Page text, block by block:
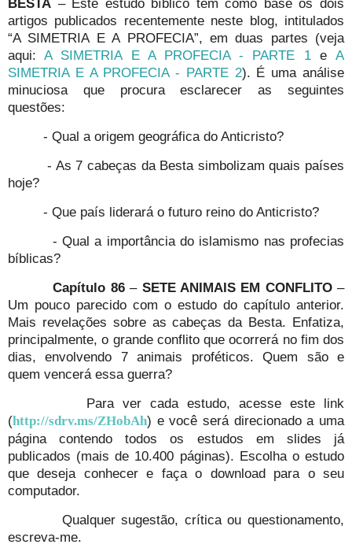
BESTA – Este estudo bíblico tem como base os dois
artigos publicados recentemente neste blog, intitulados
“A SIMETRIA E A PROFECIA”, em duas partes (veja
aqui:A SIMETRIA E A PROFECIA - PARTE 1eA
SIMETRIA E A PROFECIA - PARTE 2). É uma análise
minuciosa que procura esclarecer as seguintes
questões:
- Qual a origem geográfica do Anticristo?
- As 7 cabeças da Besta simbolizam quais países
hoje?
- Que país liderará o futuro reino do Anticristo?
- Qual a importância do islamismo nas profecias
bíblicas?
Capítulo 86– SETE ANIMAIS EM CONFLITO–
Um pouco parecido com o estudo do capítulo anterior.
Mais revelações sobre as cabeças da Besta. Enfatiza,
principalmente, o grande conflito que ocorrerá no fim dos
dias, envolvendo 7 animais proféticos. Quem são e
quem vencerá essa guerra?
Para ver cada estudo, acesse este link
(http://sdrv.ms/ZHobAh) e você será direcionado a uma
página contendo todos os estudos em slides já
publicados (mais de 10.400 páginas). Escolha o estudo
que deseja conhecer e faça o download para o seu
computador.
Qualquer sugestão, crítica ou questionamento,
escreva-me.